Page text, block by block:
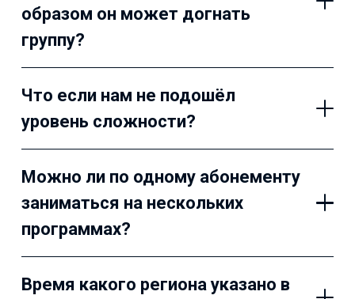
образом он может догнать
группу?
Что если нам не подошёл
уровень сложности?
Можно ли по одному абонементу
заниматься на нескольких
программах?
Время какого региона указано в